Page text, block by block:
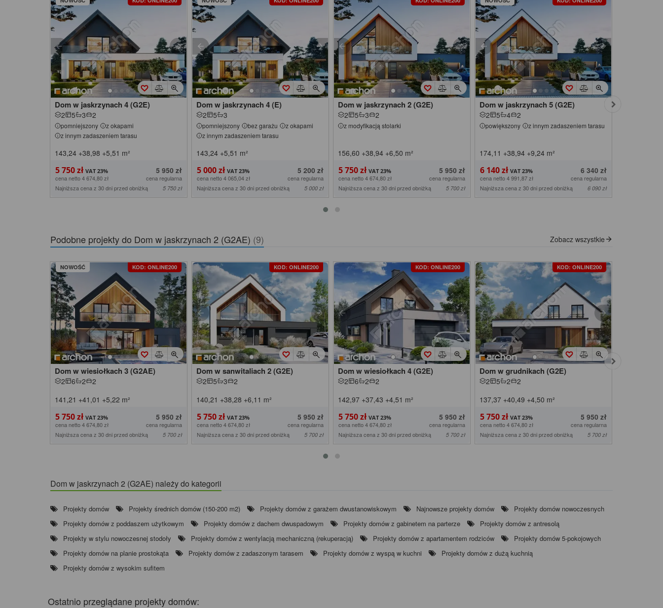
Dom w jaskrzynach 4 (G2E)
2 5 3 2
pomniejszony
z okapami
z innym zadaszeniem tarasu
143,24 +38,98 +5,51 m²
5 750 zł 5 950 zł
cena netto 4 674,80 zł
cena regularna
Najniższa cena z 30 dni przed obniżką
5 750 zł
Dom w jaskrzynach 4 (E)
2 5 3
pomniejszony bez garażu
z okapami
z innym zadaszeniem tarasu
143,24 +5,51 m²
5 000 zł 5 200 zł
cena netto 4 065,04 zł
cena regularna
Najniższa cena z 30 dni przed obniżką
5 000 zł
Dom w jaskrzynach 2 (G2E)
2 5 3 2
z modyfikacją stolarki
156,60 +38,94 +6,50 m²
5 750 zł 5 950 zł
cena netto 4 674,80 zł
cena regularna
Najniższa cena z 30 dni przed obniżką
5 700 zł
Dom w jaskrzynach 5 (G2E)
2 5 4 2
powiększony z innym zadaszeniem tarasu
174,11 +38,94 +9,24 m²
6 140 zł 6 340 zł
cena netto 4 991,87 zł
cena regularna
Najniższa cena z 30 dni przed obniżką
6 090 zł
Podobne projekty do Dom w jaskrzynach 2 (G2AE) (9) Zobacz wszystkie
NOWOŚĆ KOD: ONLINE200
Dom w wiesiołkach 3 (G2AE)
2 6 2
2
141,21 +41,01 +5,22 m²
5 750 zł 5 950 zł
cena netto 4 674,80 zł
cena regularna
Najniższa cena z 30 dni przed obniżką
5 700 zł
KOD: ONLINE200
Dom w sanwitaliach 2 (G2E)
2 5 3
2
140,21 +38,28 +6,11 m²
5 750 zł 5 950 zł
cena netto 4 674,80 zł
cena regularna
Najniższa cena z 30 dni przed obniżką
5 700 zł
KOD: ONLINE200
Dom w wiesiołkach 4 (G2E)
2 6 2
2
142,97 +37,43 +4,51 m²
5 750 zł 5 950 zł
cena netto 4 674,80 zł
cena regularna
Najniższa cena z 30 dni przed obniżką
5 700 zł
KOD: ONLINE200
Dom w grudnikach (G2E)
2 5 2
2
137,37 +40,49 +4,50 m²
5 750 zł 5 950 zł
cena netto 4 674,80 zł
cena regularna
Najniższa cena z 30 dni przed obniżką
5 700 zł
Dom w jaskrzynach 2 (G2AE) należy do kategorii
Projekty domów Projekty średnich domów (150-200 m2) Projekty domów z garażem dwustanowiskowym Najnowsze projekty domów
Projekty domów nowoczesnych
Projekty domów z poddaszem użytkowym
Projekty domów z dachem dwuspadowym Projekty domów z gabinetem na parterze
Projekty domów z antresolą
Projekty w stylu nowoczesnej stodoły
Projekty domów z wentylacją mechaniczną (rekuperacją) Projekty domów z apartamentem rodziców
Projekty domów 5-pokojowych
Projekty domów na planie prostokąta
Projekty domów z zadaszonym tarasem Projekty domów z wyspą w kuchni
Projekty domów z dużą kuchnią
Projekty domów z wysokim sufitem
Ostatnio przeglądane projekty domów: